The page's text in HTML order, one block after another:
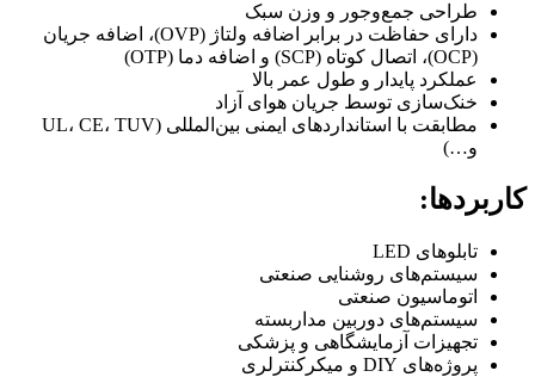
طراحی جمع‌وجور و وزن سبک
دارای حفاظت در برابر اضافه ولتاژ (OVP)، اضافه جریان
(OCP)، اتصال کوتاه (SCP) و اضافه دما (OTP)
عملکرد پایدار و طول عمر بالا
خنک‌سازی توسط جریان هوای آزاد
مطابقت با استانداردهای ایمنی بین‌المللی (UL، CE، TUV
و…)
کاربردها:
تابلوهای LED
سیستم‌های روشنایی صنعتی
اتوماسیون صنعتی
سیستم‌های دوربین مداربسته
تجهیزات آزمایشگاهی و پزشکی
پروژه‌های DIY و میکرکنترلری